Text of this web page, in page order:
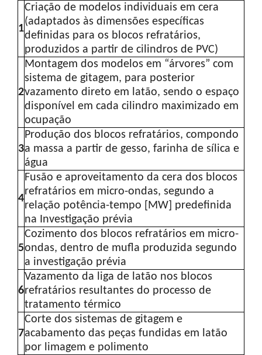
1
Criação de modelos individuais em cera
(adaptados às dimensões específicas
definidas para os blocos refratários,
produzidos a partir de cilindros de PVC)
2
Montagem dos modelos em “árvores” com
sistema de gitagem, para posterior
vazamento direto em latão, sendo o espaço
disponível em cada cilindro maximizado em
ocupação
3
Produção dos blocos refratários, compondo
a massa a partir de gesso, farinha de sílica e
água
4
Fusão e aproveitamento da cera dos blocos
refratários em micro-ondas, segundo a
relação potência-tempo [MW] predefinida
na Investigação prévia
5
Cozimento dos blocos refratários em micro-
ondas, dentro de mufla produzida segundo
a investigação prévia
6
Vazamento da liga de latão nos blocos
refratários resultantes do processo de
tratamento térmico
7
Corte dos sistemas de gitagem e
acabamento das peças fundidas em latão
por limagem e polimento